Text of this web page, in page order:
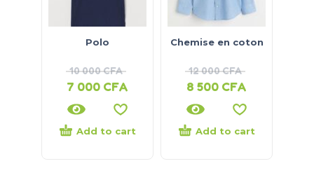
Polo
10 000CFA
7 000 CFA
Add to cart
Chemise en coton
12 000CFA
8 500 CFA
Add to cart